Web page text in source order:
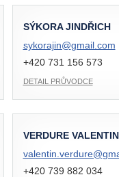
SÝKORA JINDŘICH
sykorajin@gmail.com
+420 731 156 573
DETAIL PRŮVODCE
VERDURE VALENTIN
valentin.verdure@
+420 739 882 034